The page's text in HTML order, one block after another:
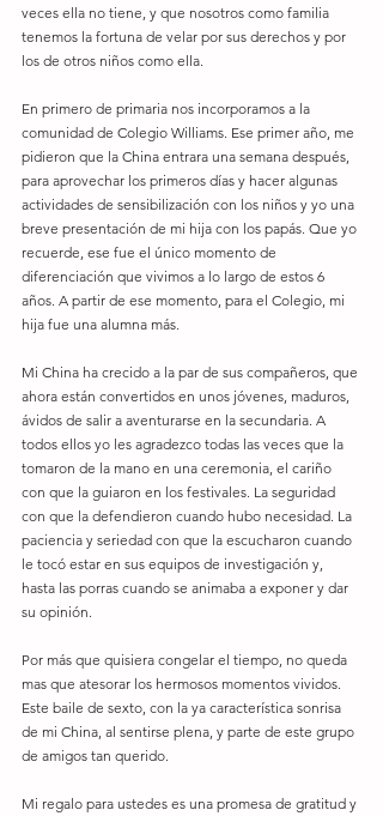
veces ella no tiene, y que nosotros como familia
tenemos la fortuna de velar por sus derechos y por
los de otros niños como ella.
En primero de primaria nos incorporamos a la
comunidad de Colegio Williams. Ese primer año, me
pidieron que la China entrara una semana después,
para aprovechar los primeros días y hacer algunas
actividades de sensibilización con los niños y yo una
breve presentación de mi hija con los papás. Que yo
recuerde, ese fue el único momento de
diferenciación que vivimos a lo largo de estos 6
años. A partir de ese momento, para el Colegio, mi
hija fue una alumna más.
Mi China ha crecido a la par de sus compañeros, que
ahora están convertidos en unos jóvenes, maduros,
ávidos de salir a aventurarse en la secundaria. A
todos ellos yo les agradezco todas las veces que la
tomaron de la mano en una ceremonia, el cariño
con que la guiaron en los festivales. La seguridad
con que la defendieron cuando hubo necesidad. La
paciencia y seriedad con que la escucharon cuando
le tocó estar en sus equipos de investigación y,
hasta las porras cuando se animaba a exponer y dar
su opinión.
Por más que quisiera congelar el tiempo, no queda
mas que atesorar los hermosos momentos vividos.
Este baile de sexto, con la ya característica sonrisa
de mi China, al sentirse plena, y parte de este grupo
de amigos tan querido.
Mi regalo para ustedes es una promesa de gratitud y